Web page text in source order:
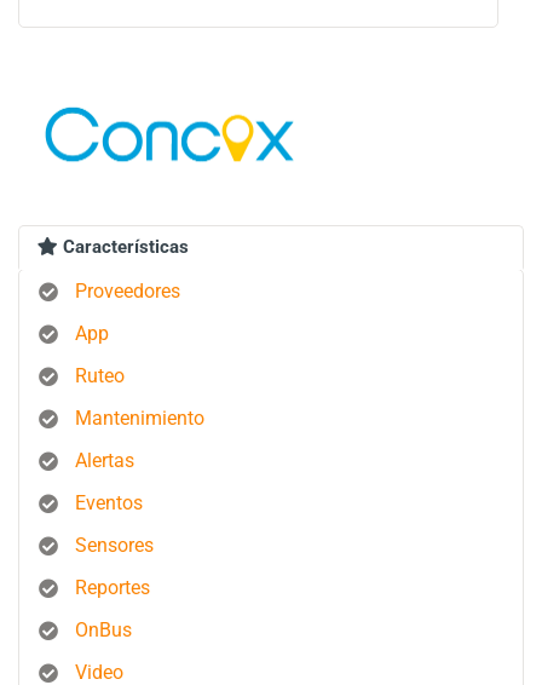
Características
Proveedores
App
Ruteo
Mantenimiento
Alertas
Eventos
Sensores
Reportes
OnBus
Video